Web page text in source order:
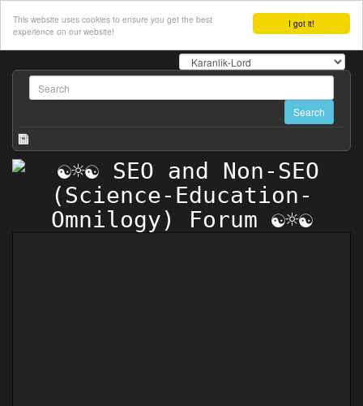
I got it!
This website uses cookies to ensure you get the best
experience on our website!